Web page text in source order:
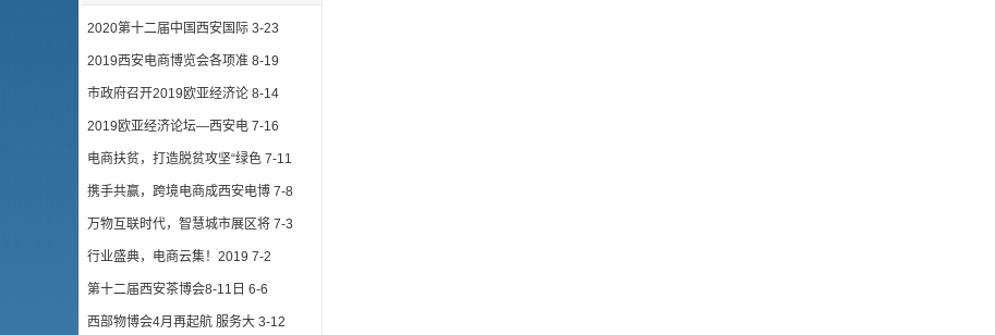
2020第十二届中国西安国际 3-23
2019西安电商博览会各项准 8-19
市政府召开2019欧亚经济论 8-14
2019欧亚经济论坛—西安电 7-16
电商扶贫，打造脱贫攻坚“绿色 7-11
携手共赢，跨境电商成西安电博 7-8
万物互联时代，智慧城市展区将 7-3
行业盛典，电商云集！2019 7-2
第十二届西安茶博会8-11日 6-6
西部物博会4月再起航 服务大 3-12